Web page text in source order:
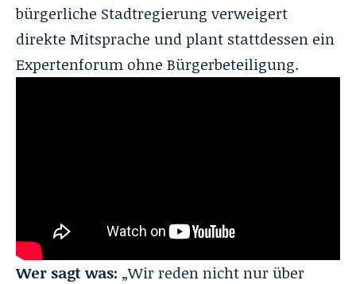
bürgerliche Stadtregierung verweigert
direkte Mitsprache und plant stattdessen ein
Expertenforum ohne Bürgerbeteiligung.
Wer sagt was: „Wir reden nicht nur über